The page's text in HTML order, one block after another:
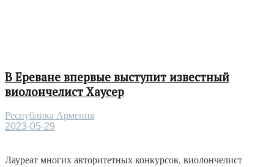
В Ереване впервые выступит известный
виолончелист Хаусер
Республика Армения
2023-05-29
Лауреат многих авторитетных конкурсов, виолончелист